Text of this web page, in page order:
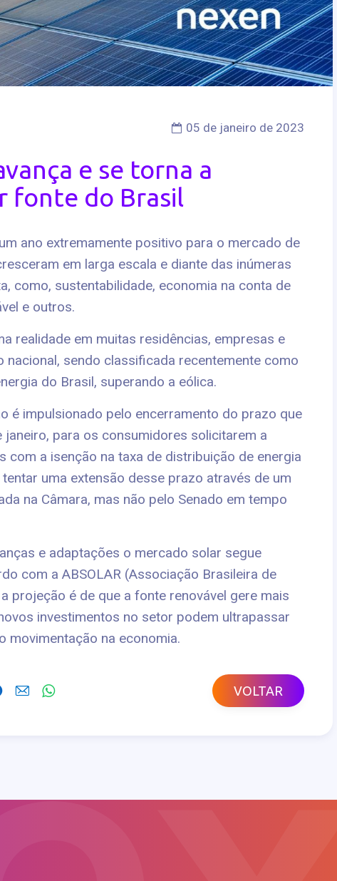
05 de janeiro de 2023
e se torna a
fonte do Brasil
ano extremamente positivo para o mercado de
em larga escala e diante das inúmeras
como, sustentabilidade, economia na conta de
e outros.
realidade em muitas residências, empresas e
sendo classificada recentemente como
do Brasil, superando a eólica.
é impulsionado pelo encerramento do prazo que
para os consumidores solicitarem a
com a isenção na taxa de distribuição de energia
uma extensão desse prazo através de um
na Câmara, mas não pelo Senado em tempo
e adaptações o mercado solar segue
com a ABSOLAR (Associação Brasileira de
projeção é de que a fonte renovável gere mais
investimentos no setor podem ultrapassar
movimentação na economia.
VOLTAR